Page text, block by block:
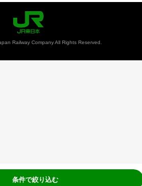
条件で絞り込む
Railway Company All Rights Reserved.